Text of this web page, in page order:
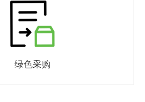
绿色采购